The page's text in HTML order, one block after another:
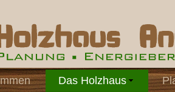
Das Holzhaus